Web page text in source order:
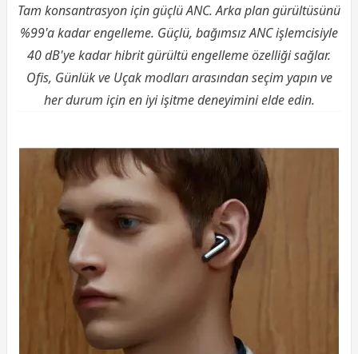
Tam konsantrasyon için güçlü ANC. Arka plan gürültüsünü
%99'a kadar engelleme. Güçlü, bağımsız ANC işlemcisiyle
40 dB'ye kadar hibrit gürültü engelleme özelliği sağlar.
Ofis, Günlük ve Uçak modları arasından seçim yapın ve
her durum için en iyi işitme deneyimini elde edin.